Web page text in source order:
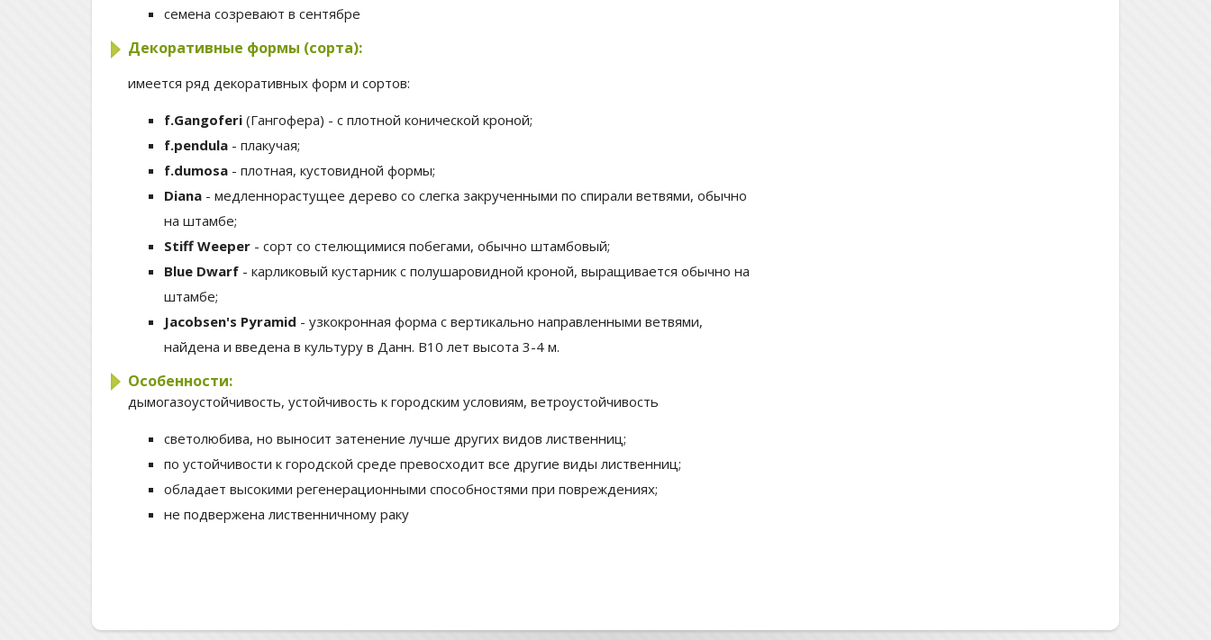
семена созревают в сентябре
Декоративные формы (сорта):
имеется ряд декоративных форм и сортов:
f.Gangoferi (Гангофера) - с плотной конической кроной;
f.pendula - плакучая;
f.dumosa - плотная, кустовидной формы;
Diana - медленнорастущее дерево со слегка закрученными по спирали ветвями, обычно
на штамбе;
Stiff Weeper - сорт со стелющимися побегами, обычно штамбовый;
Blue Dwarf - карликовый кустарник с полушаровидной кроной, выращивается обычно на
штамбе;
Jacobsen's Pyramid - узкокронная форма с вертикально направленными ветвями,
найдена и введена в культуру в Данн. В10 лет высота 3-4 м.
Особенности:
дымогазоустойчивость, устойчивость к городским условиям, ветроустойчивость
светолюбива, но выносит затенение лучше других видов лиственниц;
по устойчивости к городской среде превосходит все другие виды лиственниц;
обладает высокими регенерационными способностями при повреждениях;
не подвержена лиственничному раку